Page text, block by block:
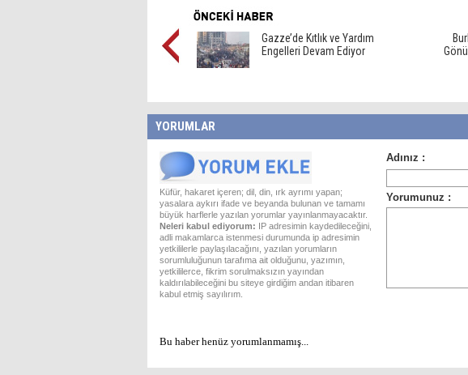
Gazze’de Kıtlık ve Yardım
Engelleri Devam Ediyor
YORUMLAR
Küfür, hakaret içeren; dil, din, ırk ayrımı yapan;
yasalara aykırı ifade ve beyanda bulunan ve tamamı
büyük harflerle yazılan yorumlar yayınlanmayacaktır.
Neleri kabul ediyorum: IP adresimin kaydedileceğini,
adli makamlarca istenmesi durumunda ip adresimin
yetkililerle paylaşılacağını, yazılan yorumların
sorumluluğunun tarafıma ait olduğunu, yazımın,
yetkililerce, fikrim sorulmaksızın yayından
kaldırılabileceğini bu siteye girdiğim andan itibaren
kabul etmiş sayılırım.
Bu haber henüz yorumlanmamış...